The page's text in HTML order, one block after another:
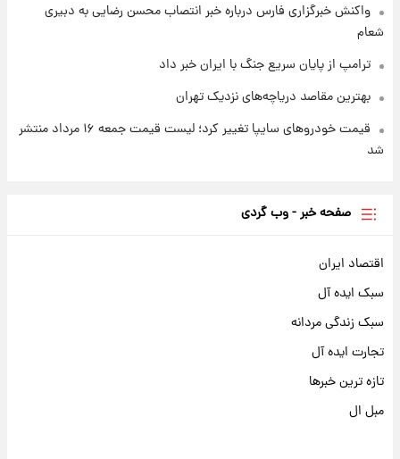
واکنش خبرگزاری فارس درباره خبر انتصاب محسن رضایی به دبیری
شعام
ترامپ از پایان سریع جنگ با ایران خبر داد
بهترین مقاصد دریاچه‌های نزدیک تهران
قیمت خودروهای سایپا تغییر کرد؛ لیست قیمت جمعه ۱۶ مرداد منتشر
شد
صفحه خبر - وب گردی
اقتصاد ایران
سبک ایده آل
سبک زندگی مردانه
تجارت ایده آل
تازه ترین خبرها
مبل ال